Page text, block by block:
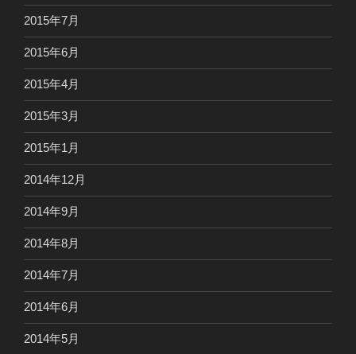
2015年7月
2015年6月
2015年4月
2015年3月
2015年1月
2014年12月
2014年9月
2014年8月
2014年7月
2014年6月
2014年5月